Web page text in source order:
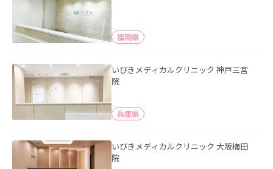
福岡県
いびきメディカルクリニック 神戸三宮
院
兵庫県
いびきメディカルクリニック 大阪梅田
院